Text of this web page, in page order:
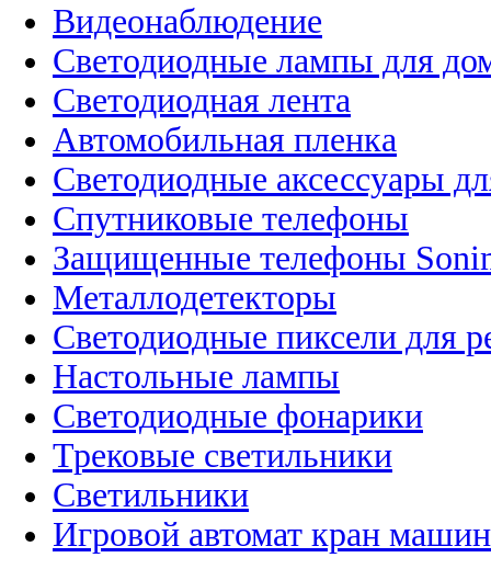
Видеонаблюдение
Светодиодные лампы для
Светодиодная лента
Автомобильная пленка
Светодиодные аксессуары
Спутниковые телефоны
Защищенные телефоны
Металлодетекторы
Светодиодные пиксели для
Настольные лампы
Светодиодные фонарики
Трековые светильники
Светильники
Игровой автомат кран